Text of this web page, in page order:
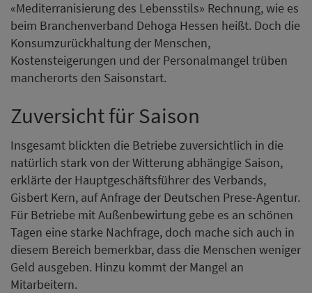
«Mediterranisierung des Lebensstils» Rechnung, wie es
beim Branchenverband Dehoga Hessen heißt. Doch die
Konsumzurückhaltung der Menschen,
Kostensteigerungen und der Personalmangel trüben
mancherorts den Saisonstart.
Zuversicht für Saison
Insgesamt blickten die Betriebe zuversichtlich in die
natürlich stark von der Witterung abhängige Saison,
erklärte der Hauptgeschäftsführer des Verbands,
Gisbert Kern, auf Anfrage der Deutschen Prese-Agentur.
Für Betriebe mit Außenbewirtung gebe es an schönen
Tagen eine starke Nachfrage, doch mache sich auch in
diesem Bereich bemerkbar, dass die Menschen weniger
Geld ausgeben. Hinzu kommt der Mangel an
Mitarbeitern.